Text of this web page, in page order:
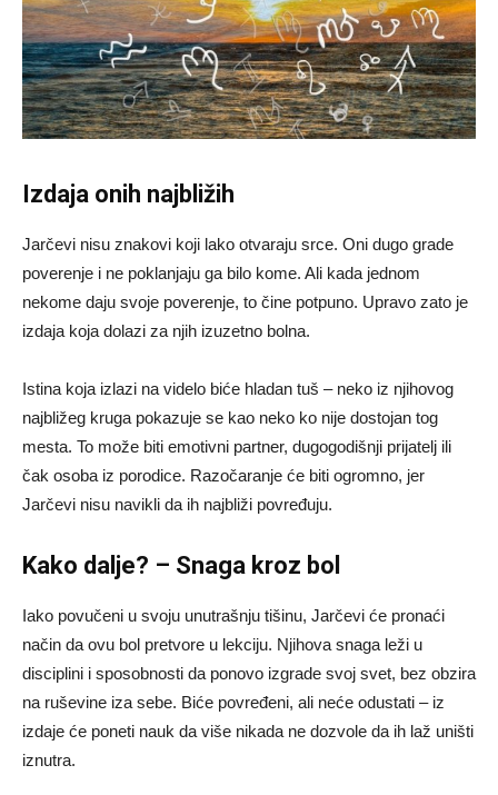
Izdaja onih najbližih
Jarčevi nisu znakovi koji lako otvaraju srce. Oni dugo grade
poverenje i ne poklanjaju ga bilo kome. Ali kada jednom
nekome daju svoje poverenje, to čine potpuno. Upravo zato je
izdaja koja dolazi za njih izuzetno bolna.
Istina koja izlazi na videlo biće hladan tuš – neko iz njihovog
najbližeg kruga pokazuje se kao neko ko nije dostojan tog
mesta. To može biti emotivni partner, dugogodišnji prijatelj ili
čak osoba iz porodice. Razočaranje će biti ogromno, jer
Jarčevi nisu navikli da ih najbliži povređuju.
Kako dalje? – Snaga kroz bol
Iako povučeni u svoju unutrašnju tišinu, Jarčevi će pronaći
način da ovu bol pretvore u lekciju. Njihova snaga leži u
disciplini i sposobnosti da ponovo izgrade svoj svet, bez obzira
na ruševine iza sebe. Biće povređeni, ali neće odustati – iz
izdaje će poneti nauk da više nikada ne dozvole da ih laž uništi
iznutra.